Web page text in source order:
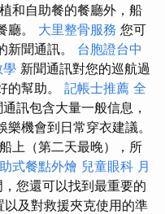
和自助餐的餐廳外，船
廳。 大里整骨服務 您可
新聞通訊。 台胞證台中
學 新聞通訊對您的巡航過
的幫助。 記帳士推薦 全
訊包含大量一般信息，
機會到日常穿衣建議。
上（第二天最晚），所
式餐點外燴 兒童眼科 月
您還可以找到最重要的
以及對救援夾克使用的準